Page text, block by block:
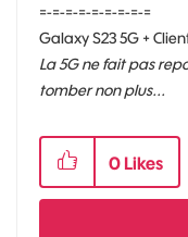
=-=-=-=-=-=-=-=-=
Galaxy S23 5G +
La 5G ne fait pas
tomber non plus...
0 Likes